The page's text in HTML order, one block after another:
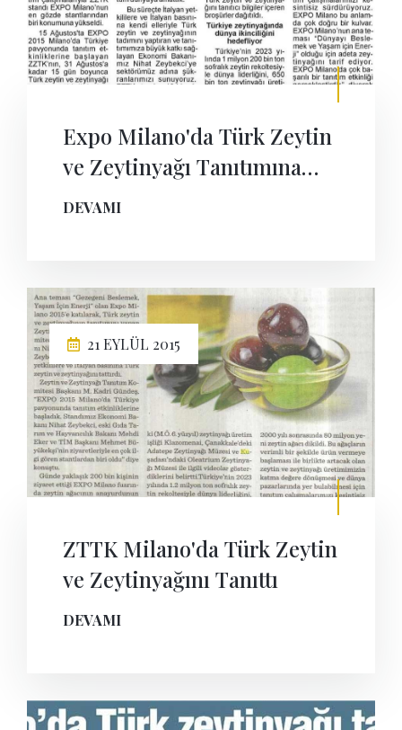
Expo Milano'da Türk Zeytin
ve Zeytinyağı Tanıtımına
Zeybekçi Desteği
DEVAMI
21 EYLÜL 2015
ZTTK Milano'da Türk Zeytin
ve Zeytinyağını Tanıttı
DEVAMI